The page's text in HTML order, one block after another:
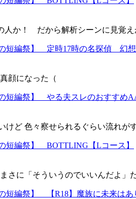
人か！ だから解析シーンに見覚
短編祭】 定時17時の名探偵 幻想
顔になった（
短編祭】 やる夫スレのおすすめ
けど 色々察せられるぐらい流れが
短編祭】 BOTTLING【Lコース】
さに「そういうのでいいんだよ」
短編祭】 【R18】魔族に未来は